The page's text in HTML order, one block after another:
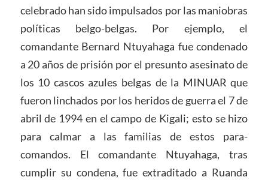
celebrado han sido impulsados por las maniobras
políticas belgo-belgas. Por ejemplo, el
comandante Bernard Ntuyahaga fue condenado
a 20 años de prisión por el presunto asesinato de
los 10 cascos azules belgas de la MINUAR que
fueron linchados por los heridos de guerra el 7 de
abril de 1994 en el campo de Kigali; esto se hizo
para calmar a las familias de estos para-
comandos. El comandante Ntuyahaga, tras
cumplir su condena, fue extraditado a Ruanda